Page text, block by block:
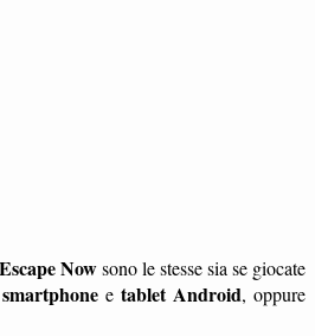
Nowsono le stesse sia se giocate
smartphone e tablet Android, oppure